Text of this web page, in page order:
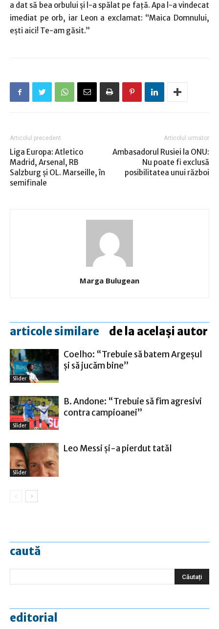
a dat să bea orbului şi l-a spălat pe faţă. Apa l-a vindecat
imediat pe orb, iar Leon a exclamat: “Maica Domnului,
eşti aici! Te-am găsit.”
Articolul precedent
Liga Europa: Atletico
Madrid, Arsenal, RB
Salzburg şi OL. Marseille, în
semifinale
Articolul următor
Ambasadorul Rusiei la ONU:
Nu poate fi exclusă
posibilitatea unui război
Marga Bulugean
articole similare de la același autor
Slider
Coelho: “Trebuie să batem Argeşul
şi să jucăm bine”
Slider
B. Andone: “Trebuie să fim agresivi
contra campioanei”
Slider
Leo Messi şi-a pierdut tatăl
caută
editorial